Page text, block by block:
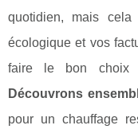
quotidien, mais cela
écologique et vos
faire le bon choix
Découvrons
pour un chauffage